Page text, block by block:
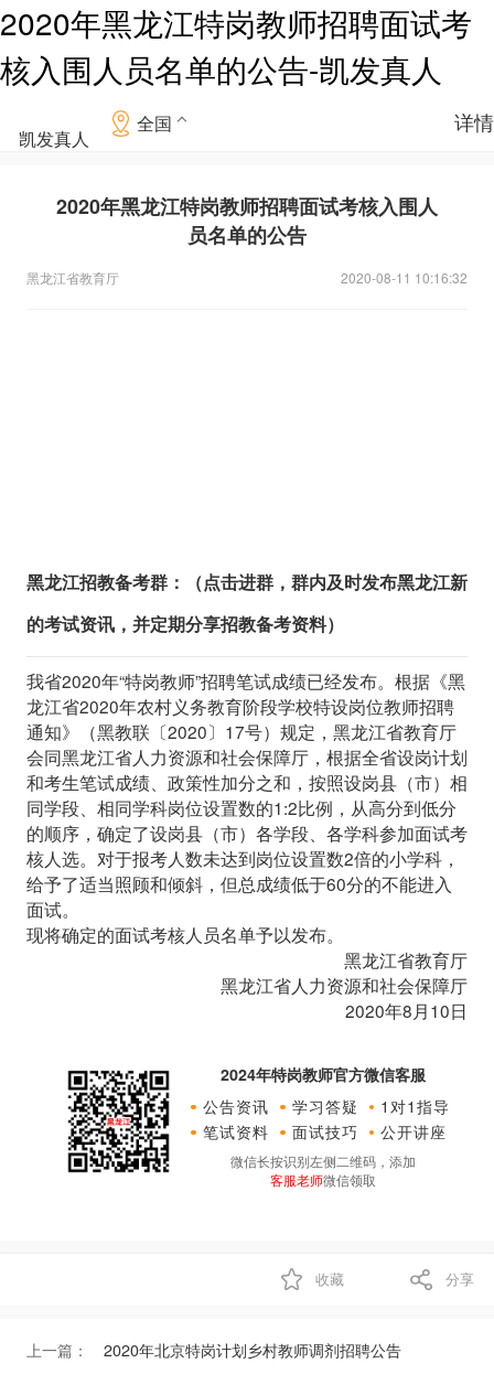
2020年黑龙江特岗教师招聘面试考
核入围人员名单的公告-凯发真人
凯发真人
全国 详情
2020年黑龙江特岗教师招聘面试考核入围人
员名单的公告
黑龙江省教育厅 2020-08-11 10:16:32
黑龙江招教备考群：
（点击进群，群内及时发布黑龙江新
的考试资讯，并定期分享招教备考资料）
我省2020年“特岗教师”招聘笔试成绩已经发布。根据《黑
龙江省2020年农村义务教育阶段学校特设岗位教师招聘
通知》（黑教联〔2020〕17号）规定，黑龙江省教育厅
会同黑龙江省人力资源和社会保障厅，根据全省设岗计划
和考生笔试成绩、政策性加分之和，按照设岗县（市）相
同学段、相同学科岗位设置数的1:2比例，从高分到低分
的顺序，确定了设岗县（市）各学段、各学科参加面试考
核人选。对于报考人数未达到岗位设置数2倍的小学科，
给予了适当照顾和倾斜，但总成绩低于60分的不能进入
面试。
现将确定的面试考核人员名单予以发布。
黑龙江省教育厅
黑龙江省人力资源和社会保障厅
2020年8月10日
2024年特岗教师官方微信客服
公告资讯
学习答疑
1对1指导
笔试资料
面试技巧 公开讲座
微信长按识别左侧二维码，添加
客服老师微信领取
收藏 分享
上一篇： 2020年北京特岗计划乡村教师调剂招聘公告